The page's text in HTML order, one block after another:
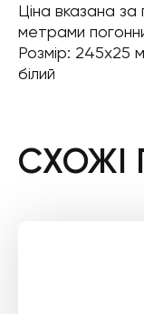
Ціна вказана
метрами
Розмір: 245х25
білий
СХОЖІ